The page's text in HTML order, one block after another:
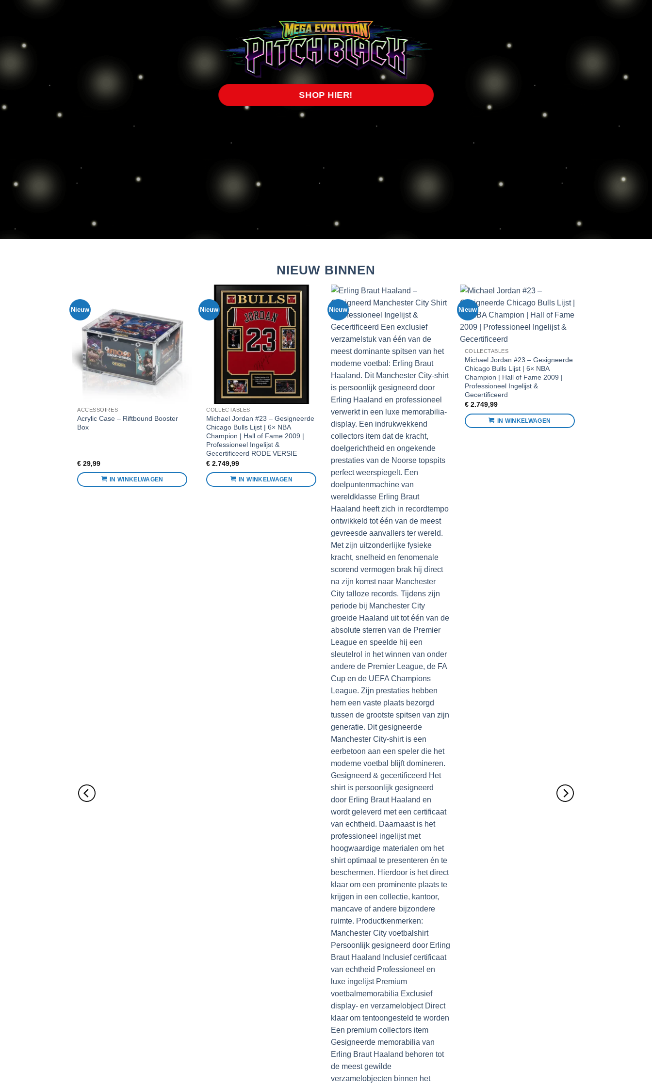
SHOP HIER!
NIEUW BINNEN
Voeg toe
aan
favorieten
ACCESSOIRES
Acrylic Case – Riftbound Booster
IN WINKELWAGEN
Voeg toe
aan
COLLECTABLES
Michael Jordan #23 – Gesigneerde
Chicago Bulls Lijst | 6× NBA
Champion | Hall of Fame 2009 |
Professioneel Ingelijst &
Gecertificeerd RODE VERSIE
IN WINKELWAGEN
Nieuw
Voeg toe
aan
favorieten
Voeg toe
aan
favorieten
COLLECTABLES
Michael Jordan #23 – Gesigneerde
Chicago Bulls Lijst | 6× NBA
Champion | Hall of Fame 2009 |
Professioneel Ingelijst &
Gecertificeerd
€2.749,99
IN WINKELWAGEN